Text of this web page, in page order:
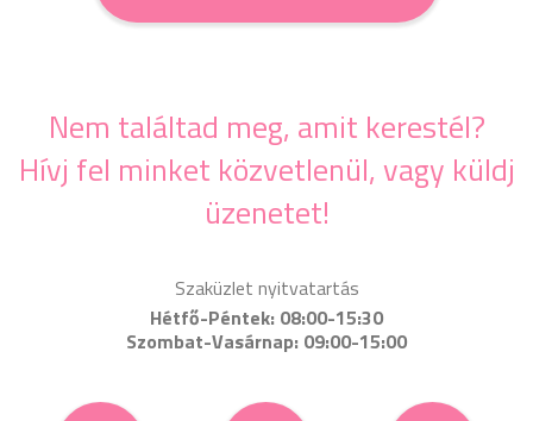
Nem találtad meg, amit kerestél?
Hívj fel minket közvetlenül, vagy küldj
üzenetet!
Szaküzlet nyitvatartás
Hétfő-Péntek: 08:00-15:30
Szombat-Vasárnap: 09:00-15:00